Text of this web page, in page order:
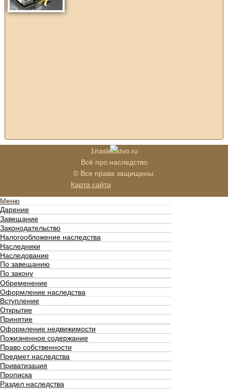
1nasledstvo.ru
Всё про наследство
© Все права защищены.
Карта сайта
Меню
Дарение
Завещание
Законодательство
Налогообложение наследства
Наследники
Наследование
По завещанию
По закону
Обременение
Оформление наследства
Вступление
Открытие
Принятие
Оформление недвижимости
Пожизненное содержание
Право собственности
Предмет наследства
Приватизация
Прописка
Раздел наследства